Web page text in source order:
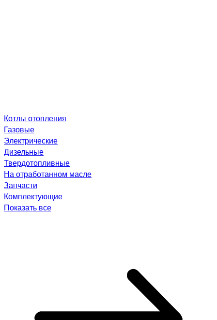
Котлы отопления
Газовые
Электрические
Дизельные
Твердотопливные
На отработанном масле
Запчасти
Комплектующие
Показать все